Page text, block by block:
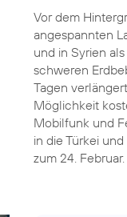
Vor dem
angespannten
und in Syrien
schweren
Tagen
Möglichkeit
Mobilfunk und
in die Türkei
zum 24. Februar.